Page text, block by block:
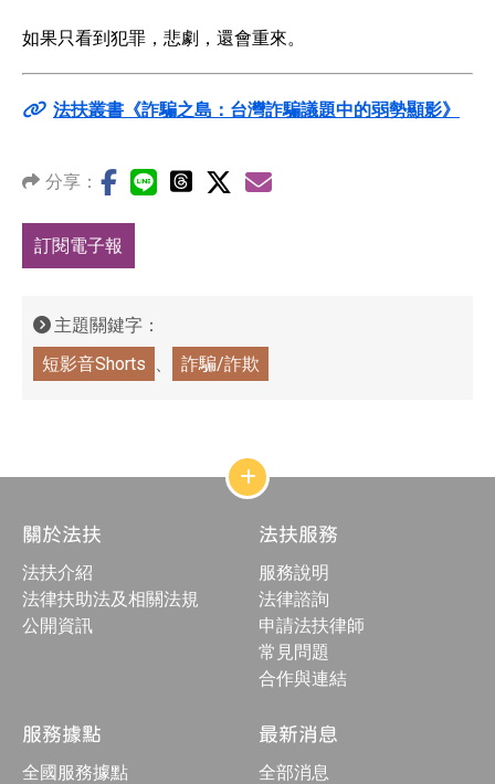
如果只看到犯罪，悲劇，還會重來。
法扶叢書《詐騙之島：台灣詐騙議題中的弱勢顯影》
分享：
訂閱電子報
主題關鍵字：
短影音Shorts
詐騙/詐欺
網
站
構
合
按
鈕
關於法扶
法扶介紹
法律扶助法及相關法規
公開資訊
法扶服務
服務說明
法律諮詢
申請法扶律師
常見問題
合作與連結
服務據點
全國服務據點
最新消息
全部消息